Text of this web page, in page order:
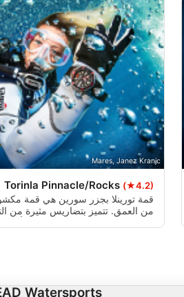
Mares, Janez Kranjc
Torinla Pinnacle/Rocks (★4.2)
قمة تورينلا بجزر سورين هي قمة
من العمق. تتميز بتضاريس مثيرة من
Watersports
البيانات من مصادر مختلفة
تطوير الخدمات وتحسينها
بيانات محدودة لتحديد المحتوى
الموقع الجغرافي الدقيقة
المعلومات المطلوبة فعلياً.
ضروري
الأداء